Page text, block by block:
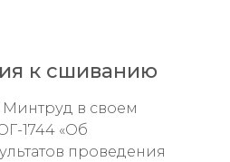
к сшиванию
Минтруд в своем
1744 «Об
проведения